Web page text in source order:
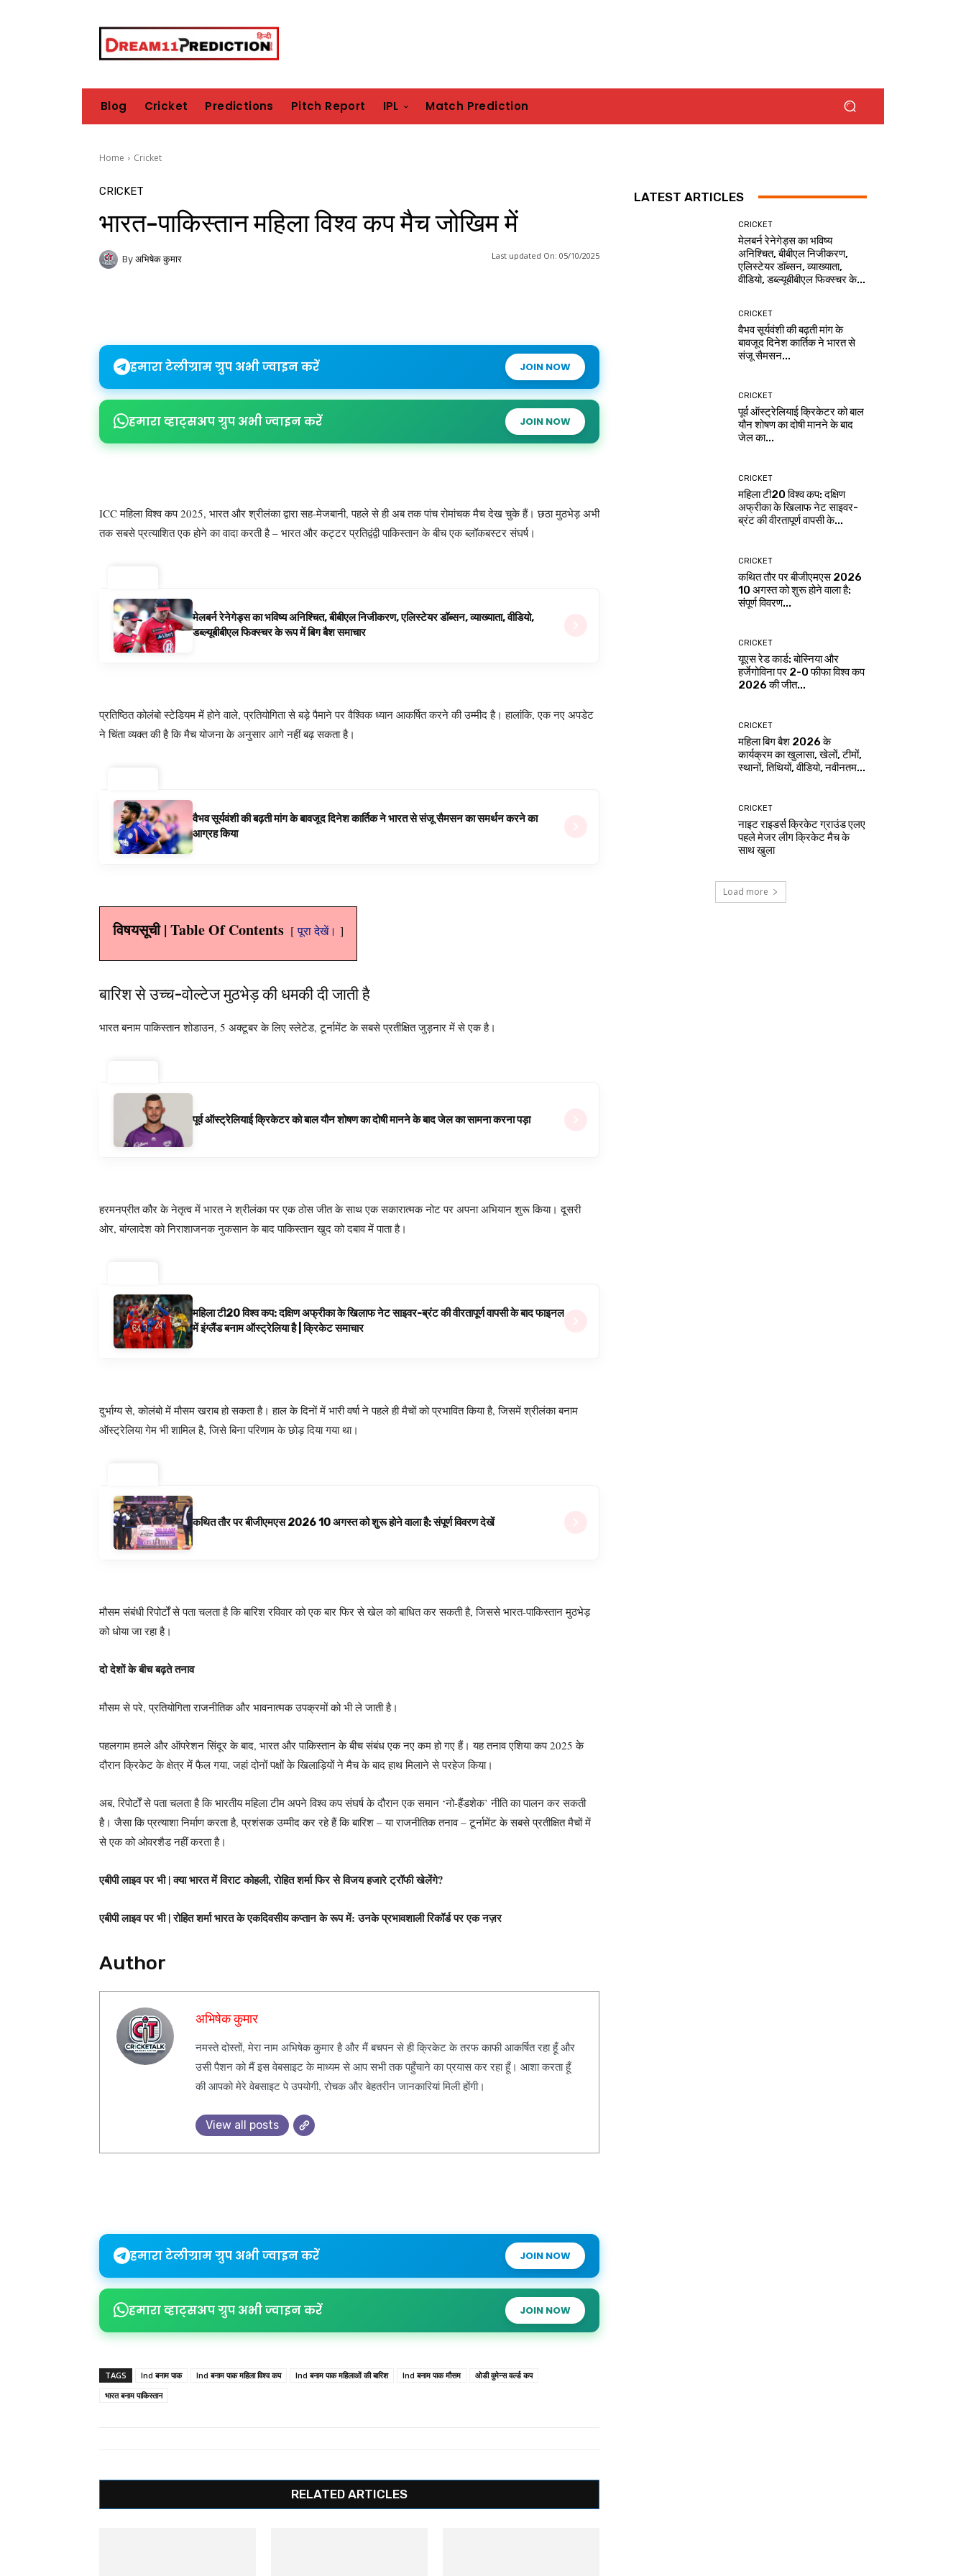
Blog Cricket Predictions Pitch Report IPL Match Prediction
Home Cricket
CRICKET
भारत-पाकिस्तान महिला विश्व कप मैच जोखिम में
By अभिषेक कुमार Last updated On: 05/10/2025
हमारा टेलीग्राम ग्रुप अभी ज्वाइन करें JOIN NOW
हमारा व्हाट्सअप ग्रुप अभी ज्वाइन करें JOIN NOW
ICC महिला विश्व कप 2025, भारत और श्रीलंका द्वारा सह-मेजबानी, पहले से ही अब तक पांच रोमांचक मैच देख चुके हैं। छठा मुठभेड़ अभी
तक सबसे प्रत्याशित एक होने का वादा करती है – भारत और कट्टर प्रतिद्वंद्वी पाकिस्तान के बीच एक ब्लॉकबस्टर संघर्ष।
मेलबर्न रेनेगेड्स का भविष्य अनिश्चित, बीबीएल निजीकरण, एलिस्टेयर डॉब्सन, व्याख्याता, वीडियो,
डब्ल्यूबीबीएल फिक्स्चर के रूप में बिग बैश समाचार
प्रतिष्ठित कोलंबो स्टेडियम में होने वाले, प्रतियोगिता से बड़े पैमाने पर वैश्विक ध्यान आकर्षित करने की उम्मीद है। हालांकि, एक नए अपडेट
ने चिंता व्यक्त की है कि मैच योजना के अनुसार आगे नहीं बढ़ सकता है।
वैभव सूर्यवंशी की बढ़ती मांग के बावजूद दिनेश कार्तिक ने भारत से संजू सैमसन का समर्थन करने का
आग्रह किया
विषयसूची | Table Of Contents पूरा देखें।
बारिश से उच्च-वोल्टेज मुठभेड़ की धमकी दी जाती है
भारत बनाम पाकिस्तान शोडाउन, 5 अक्टूबर के लिए स्लेटेड, टूर्नामेंट के सबसे प्रतीक्षित जुड़नार में से एक है।
पूर्व ऑस्ट्रेलियाई क्रिकेटर को बाल यौन शोषण का दोषी मानने के बाद जेल का सामना करना पड़ा
हरमनप्रीत कौर के नेतृत्व में भारत ने श्रीलंका पर एक ठोस जीत के साथ एक सकारात्मक नोट पर अपना अभियान शुरू किया। दूसरी
ओर, बांग्लादेश को निराशाजनक नुकसान के बाद पाकिस्तान खुद को दबाव में पाता है।
महिला टी20 विश्व कप: दक्षिण अफ्रीका के खिलाफ नेट साइवर-ब्रंट की वीरतापूर्ण वापसी के बाद फाइनल
में इंग्लैंड बनाम ऑस्ट्रेलिया है | क्रिकेट समाचार
दुर्भाग्य से, कोलंबो में मौसम खराब हो सकता है। हाल के दिनों में भारी वर्षा ने पहले ही मैचों को प्रभावित किया है, जिसमें श्रीलंका बनाम
ऑस्ट्रेलिया गेम भी शामिल है, जिसे बिना परिणाम के छोड़ दिया गया था।
कथित तौर पर बीजीएमएस 2026 10 अगस्त को शुरू होने वाला है: संपूर्ण विवरण देखें
मौसम संबंधी रिपोर्टों से पता चलता है कि बारिश रविवार को एक बार फिर से खेल को बाधित कर सकती है, जिससे भारत-पाकिस्तान मुठभेड़
को धोया जा रहा है।
दो देशों के बीच बढ़ते तनाव
मौसम से परे, प्रतियोगिता राजनीतिक और भावनात्मक उपक्रमों को भी ले जाती है।
पहलगाम हमले और ऑपरेशन सिंदूर के बाद, भारत और पाकिस्तान के बीच संबंध एक नए कम हो गए हैं। यह तनाव एशिया कप 2025 के
दौरान क्रिकेट के क्षेत्र में फैल गया, जहां दोनों पक्षों के खिलाड़ियों ने मैच के बाद हाथ मिलाने से परहेज किया।
अब, रिपोर्टों से पता चलता है कि भारतीय महिला टीम अपने विश्व कप संघर्ष के दौरान एक समान ‘नो-हैंडशेक’ नीति का पालन कर सकती
है। जैसा कि प्रत्याशा निर्माण करता है, प्रशंसक उम्मीद कर रहे हैं कि बारिश – या राजनीतिक तनाव – टूर्नामेंट के सबसे प्रतीक्षित मैचों में
से एक को ओवरशैड नहीं करता है।
एबीपी लाइव पर भी | क्या भारत में विराट कोहली, रोहित शर्मा फिर से विजय हजारे ट्रॉफी खेलेंगे?
एबीपी लाइव पर भी | रोहित शर्मा भारत के एकदिवसीय कप्तान के रूप में: उनके प्रभावशाली रिकॉर्ड पर एक नज़र
Author
अभिषेक कुमार
नमस्ते दोस्तों, मेरा नाम अभिषेक कुमार है और मैं बचपन से ही क्रिकेट के तरफ काफी आकर्षित रहा हूँ और
उसी पैशन को मैं इस वेबसाइट के माध्यम से आप सभी तक पहुँचाने का प्रयास कर रहा हूँ। आशा करता हूँ
की आपको मेरे वेबसाइट पे उपयोगी, रोचक और बेहतरीन जानकारियां मिली होंगी।
View all posts
हमारा टेलीग्राम ग्रुप अभी ज्वाइन करें JOIN NOW
हमारा व्हाट्सअप ग्रुप अभी ज्वाइन करें JOIN NOW
TAGS Ind बनाम पाक Ind बनाम पाक महिला विश्व कप Ind बनाम पाक महिलाओं की बारिश Ind बनाम पाक मौसम
ओडी वुमेन्स वर्ल्ड कप
भारत बनाम पाकिस्तान
RELATED ARTICLES
LATEST ARTICLES
CRICKET
मेलबर्न रेनेगेड्स का भविष्य
अनिश्चित, बीबीएल निजीकरण,
एलिस्टेयर डॉब्सन, व्याख्याता,
वीडियो, डब्ल्यूबीबीएल फिक्स्चर के...
CRICKET
वैभव सूर्यवंशी की बढ़ती मांग के
बावजूद दिनेश कार्तिक ने भारत से
संजू सैमसन...
CRICKET
पूर्व ऑस्ट्रेलियाई क्रिकेटर को बाल
यौन शोषण का दोषी मानने के बाद
जेल का...
CRICKET
महिला टी20 विश्व कप: दक्षिण
अफ्रीका के खिलाफ नेट साइवर-
ब्रंट की वीरतापूर्ण वापसी के...
CRICKET
कथित तौर पर बीजीएमएस 2026
10 अगस्त को शुरू होने वाला है:
संपूर्ण विवरण...
CRICKET
यूएस रेड कार्ड: बोस्निया और
हर्जेगोविना पर 2-0 फीफा विश्व कप
2026 की जीत...
CRICKET
महिला बिग बैश 2026 के
कार्यक्रम का खुलासा, खेलों, टीमों,
स्थानों, तिथियों, वीडियो, नवीनतम...
CRICKET
नाइट राइडर्स क्रिकेट ग्राउंड एलए
पहले मेजर लीग क्रिकेट मैच के
साथ खुला
Load more